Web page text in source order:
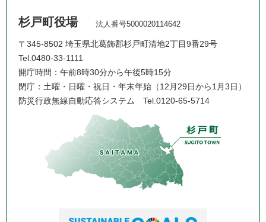
杉戸町役場 法人番号5000020114642
〒345-8502 埼玉県北葛飾郡杉戸町清地2丁目9番29号
Tel.0480-33-1111
開庁時間：午前8時30分から午後5時15分
閉庁：土曜・日曜・祝日・年末年始（12月29日から1月3日）
防災行政無線自動応答システム Tel.0120-65-5714